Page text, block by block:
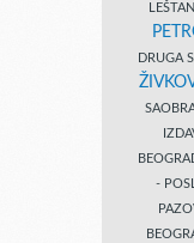
DRUGA
-